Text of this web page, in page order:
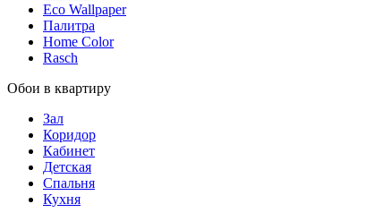
Eco Wallpaper
Палитра
Home Color
Rasch
Обои в квартиру
Зал
Коридор
Кабинет
Детская
Спальня
Кухня